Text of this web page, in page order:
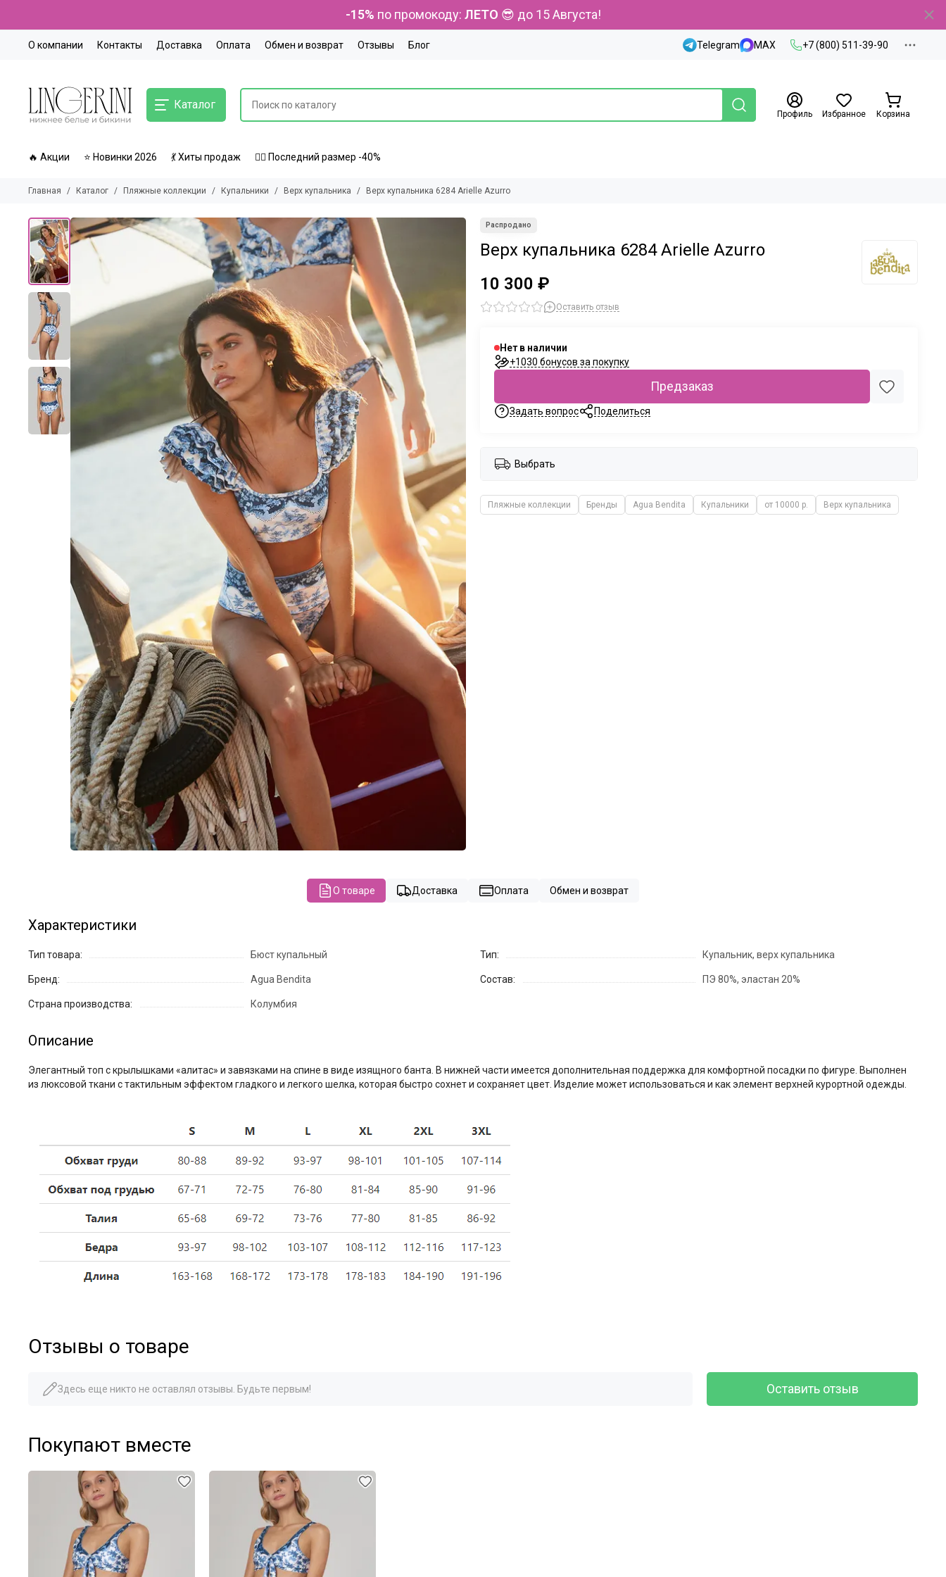
-15% по промокоду: ЛЕТО 😎 до 15 Августа!
О компании Контакты Доставка Оплата Обмен и возврат Отзывы Блог Telegram MAX +7 (800) 511-39-90
Каталог
Профиль Избранное Корзина
🔥 Акции ⭐ Новинки 2026 💃 Хиты продаж 🏃‍♀️ Последний размер -40%
Главная Каталог Пляжные коллекции Купальники Верх купальника Верх купальника 6284 Arielle Azurro
Верх купальника 6284 Arielle Azurro
10 300 ₽
Оставить отзыв
Нет в наличии
+1030 бонусов за покупку
Предзаказ
Задать вопрос Поделиться
Выбрать
Пляжные коллекции Бренды Agua Bendita Купальники от 10000 р. Верх купальника
О товаре Доставка Оплата Обмен и возврат
Характеристики
Тип товара: Бюст купальный
Бренд: Agua Bendita
Страна производства: Колумбия
Тип: Купальник, верх купальника
Состав: ПЭ 80%, эластан 20%
Описание
Элегантный топ с крылышками «алитас» и завязками на спине в виде изящного банта. В нижней части имеется дополнительная поддержка для комфортной посадки по фигуре. Выполнен
из люксовой ткани с тактильным эффектом гладкого и легкого шелка, которая быстро сохнет и сохраняет цвет. Изделие может использоваться и как элемент верхней курортной одежды.
Отзывы о товаре
Здесь еще никто не оставлял отзывы. Будьте первым! Оставить отзыв
Покупают вместе